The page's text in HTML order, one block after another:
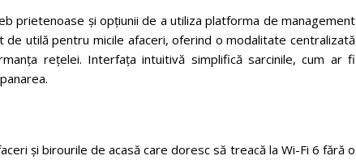
prietenoase și opțiunii de a utiliza platforma de management
utilă pentru micile afaceri, oferind o modalitate centralizată
rețelei. Interfața intuitivă simplifică sarcinile, cum ar fi
și birourile de acasă care doresc să treacă la Wi-Fi 6 fără o